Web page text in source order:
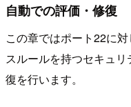
自動での評価・修復
この章ではポート22に
スルールを持つセキュ
復を行います。